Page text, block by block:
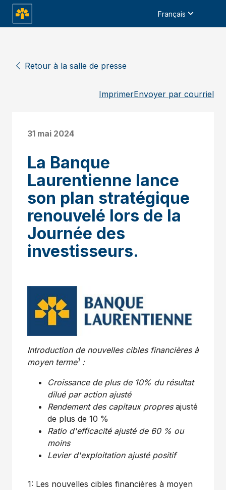
Français
Retour à la salle de presse
ImprimerEnvoyer par courriel
31 mai 2024
La Banque
Laurentienne lance
son plan stratégique
renouvelé lors de la
Journée des
investisseurs.
Introduction de nouvelles cibles financières à
moyen terme1:
Croissance de plus de 10% du résultat
dilué par action ajusté
Rendementdes capitaux propres ajusté
de plus de 10 %
Ratio d'efficacité ajusté de 60 % ou
moins
Levier d'exploitation ajustépositif
1: Les nouvelles cibles financières à moyen